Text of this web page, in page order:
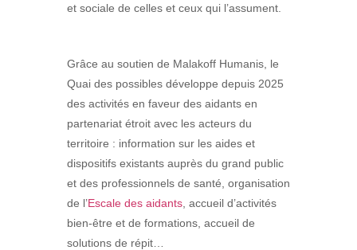
et sociale de celles et ceux qui l’assument.
Grâce au soutien de Malakoff Humanis, le
Quai des possibles développe depuis 2025
des activités en faveur des aidants en
partenariat étroit avec les acteurs du
territoire : information sur les aides et
dispositifs existants auprès du grand public
et des professionnels de santé, organisation
de l’Escale des aidants , accueil d’activités
bien-être et de formations, accueil de
solutions de répit…